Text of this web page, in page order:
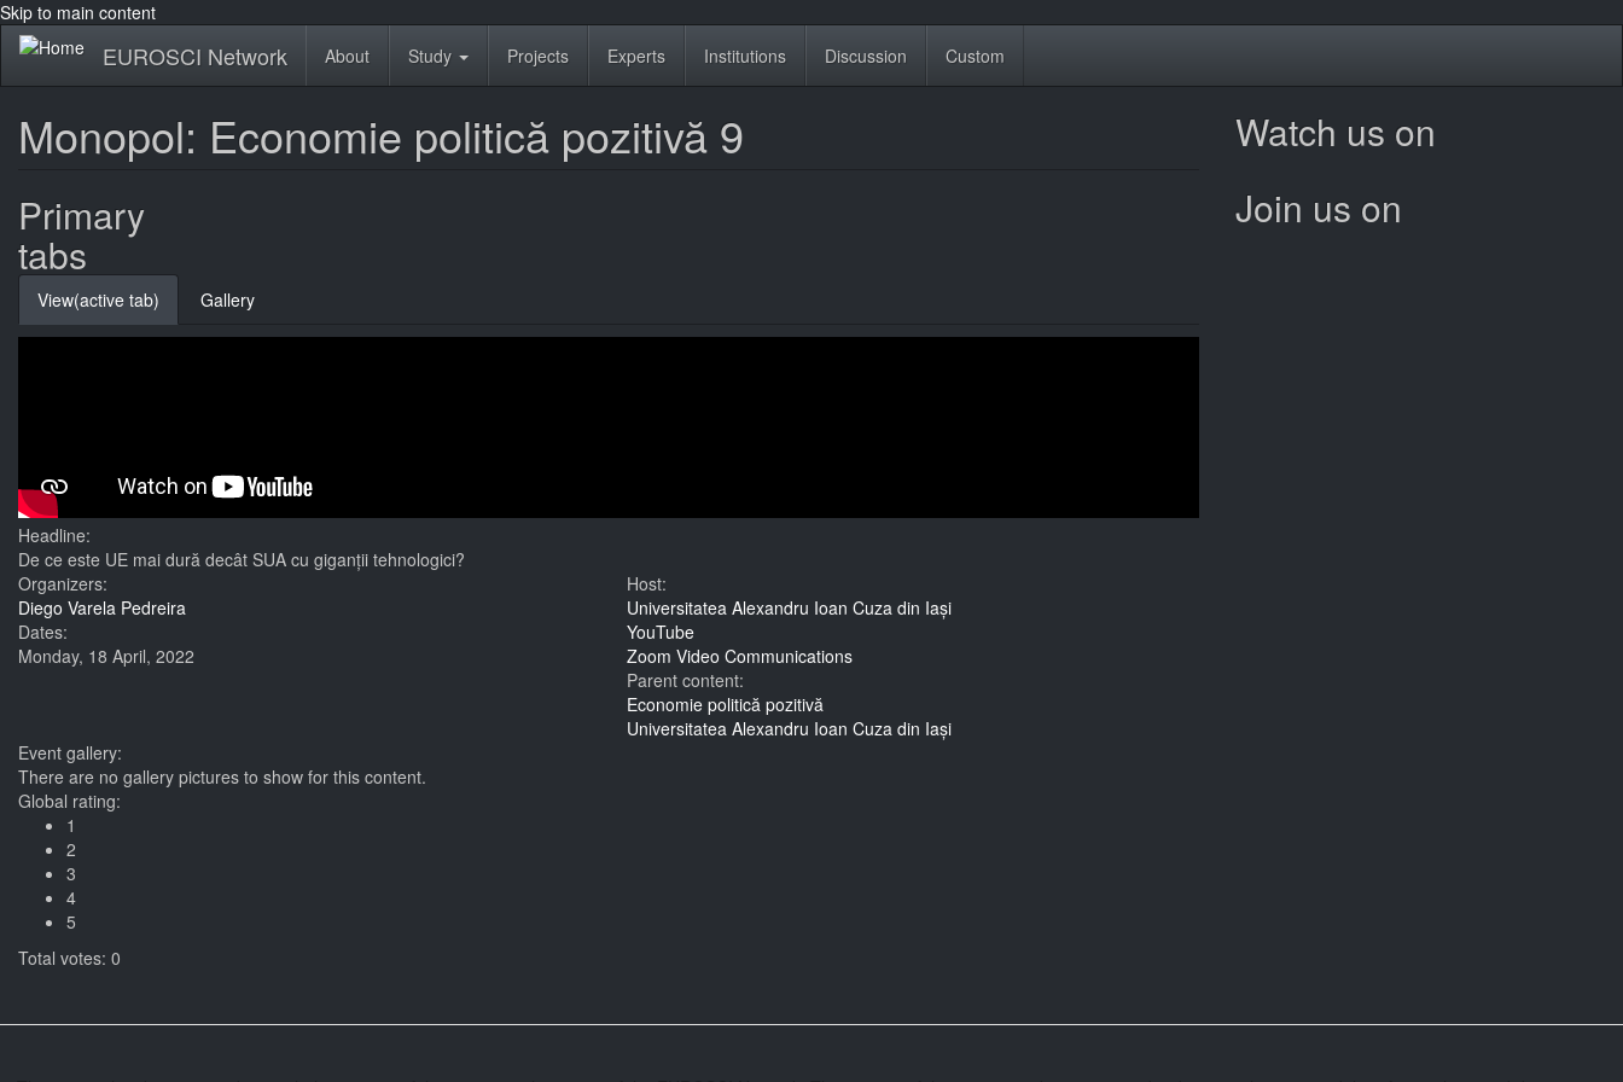
Skip to main content
EUROSCI Network About Study Projects Experts Institutions Discussion Custom
Monopol: Economie politică pozitivă 9
Primary
tabs
View(active tab) Gallery
Headline:
De ce este UE mai dură decât SUA cu giganții tehnologici?
Organizers:
Diego Varela Pedreira
Dates:
Monday, 18 April, 2022
Host:
Universitatea Alexandru Ioan Cuza din Iași
YouTube
Zoom Video Communications
Parent content:
Economie politică pozitivă
Universitatea Alexandru Ioan Cuza din Iași
Event gallery:
There are no gallery pictures to show for this content.
Global rating:
1
2
3
4
5
Total votes: 0
Watch us on
Join us on